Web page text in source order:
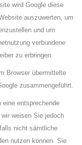
wird Google diese
auszuwerten, um
und um
verbundene
zu erbringen.
Browser übermittelte
zusammengeführt.
eine entsprechende
weisen Sie jedoch
nicht sämtliche
nutzen können. Sie